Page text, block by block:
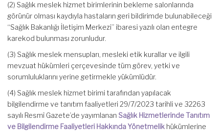
(2) Sağlık meslek hizmet birimlerinin bekleme salonlarında
görünür olması kaydıyla hastaların geri bildirimde bulunabileceği
“Sağlık Bakanlığı İletişim Merkezi” ibaresi yazılı olan entegre
karekod bulunması zorunludur.
(3) Sağlık meslek mensupları, mesleki etik kurallar ve ilgili
mevzuat hükümleri çerçevesinde tüm görev, yetki ve
sorumluluklarını yerine getirmekle yükümlüdür.
(4) Sağlık meslek hizmet birimi tarafından yapılacak
bilgilendirme ve tanıtım faaliyetleri 29/7/2023 tarihli ve 32263
sayılı Resmî Gazete’de yayımlanan Sağlık Hizmetlerinde Tanıtım
ve Bilgilendirme Faaliyetleri Hakkında Yönetmelik hükümlerine